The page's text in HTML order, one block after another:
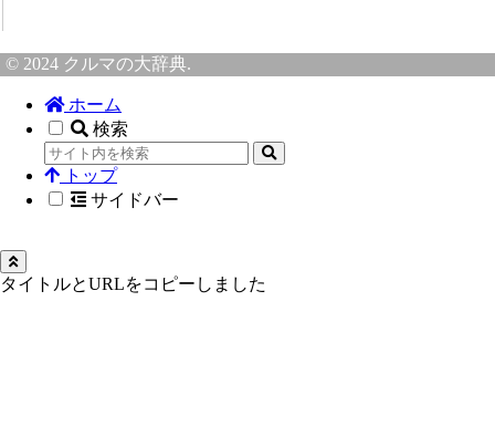
© 2024 クルマの大辞典.
ホーム
検索
トップ
サイドバー
タイトルとURLをコピーしました